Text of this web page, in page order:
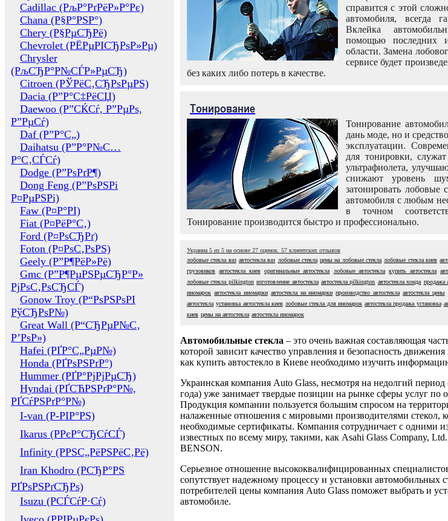
Cadillac (РљР°РґРёР»Р°Рє)
Chana (Р§Р°РЅР°)
Chery (Р§РµСЂРё)
Chevrolet (РЁРµРІСЂРѕР»Рµ)
Chrysler
(РљСЂР°Р№СЃР»РµСЂ)
Citroen (РЎРёС‚СЂРѕРµРЅ)
Dacia (Р”Р°С‡РёСЏ)
Daewoo (Р”СЌСѓ, Р”РµРѕ,
Р”РµСѓ)
Daf (Р”Р°С„)
Daihatsu (Р”Р°Р№С…
Р°С‚СЃСѓ)
Dodge (Р”РѕРґР¶)
Dong Feng (Р”РѕРЅРі
Р¤РµРЅРі)
Faw (Р¤Р°РІ)
Fiat (Р¤РёР°С‚)
Ford (Р¤РѕСЂРґ)
Foton (Р¤РѕС‚РѕРЅ)
Geely (Р”Р¶РёР»Рё)
Gmc (Р”Р¶РµРЅРµСЂР°Р»
РјРѕС‚РѕСЂСЃ)
Gonow Troy (Р“РѕРЅРѕРІ
РўСЂРѕР№)
Great Wall (Р“СЂРµР№С‚
Р’РѕР»)
Hafei (РҐР°С„РµР№)
Honda (РҐРѕРЅРґР°)
Hummer (РҐР°РјРјРµСЂ)
Hyndai (РҐСЋРЅРґР°Р№,
РҐСѓРЅРґР°Р№)
I-van (Р-РІР°РЅ)
Ikarus (РРєР°СЂСѓСЃ)
Infinity (РРЅС„РёРЅРёС‚Рё)
Iran Khodro (РСЂР°РЅ
РҐРѕРЅРґСЂРѕ)
Isuzu (РСЃСѓР·Сѓ)
справится с этой
автомобиля, всегда
Вклейка
помощью последних
области. Замена
сервисе будет
без каких либо потерь в качестве.
Тонирование
Тонирование
дань моде, но и
эксплуатации.
для тонировки,
ультрафиолета,
снижают уровень
затонировать лобовые
автомобиля с любым
в точном
Тонирование производится быстро и профессионально.
Украина 5 из 5 на основе 27 оценок. 57 клиентских отзывов
лобовые стекла ваз автостекла ваз лобовые стекла цены на лобовые стекла лобовые стекла киев
грузовиков автостекла киев оригинальные автостекла лобовые автостекла купить автостекла
лобовые стекла pilkington изготовление автостекла автостекла pilkington автостекла хонда продажа
иномарок автостекла иномарки автостекла на иномарки производство автостекла автостекла цены
автостекла установка автостекла киев лобовые стекла для иномарок автостекла продажа установка
киев цены на автостекла автостекла иномарок
Автомобильные стекла – это очень важная составляющая
которой зависит качество управления и безопасность
как купить автостекло в Киеве необходимо изучить
Украинская компания Auto Glass, несмотря на недолгий период
года) уже занимает твердые позиции на рынке сферы услуг по
Продукция компании пользуется большим спросом на
налаженные отношения с мировыми производителями стекол,
необходимые сертификаты. Компания сотрудничает с одними
известных по всему миру, такими, как Asahi Glass Company,
BENSON.
Серьезное отношение высококвалифицированных
сопутствует надежному процессу и установки автомобильных
потребителей цены компания Auto Glass поможет выбрать и
автомобиле.